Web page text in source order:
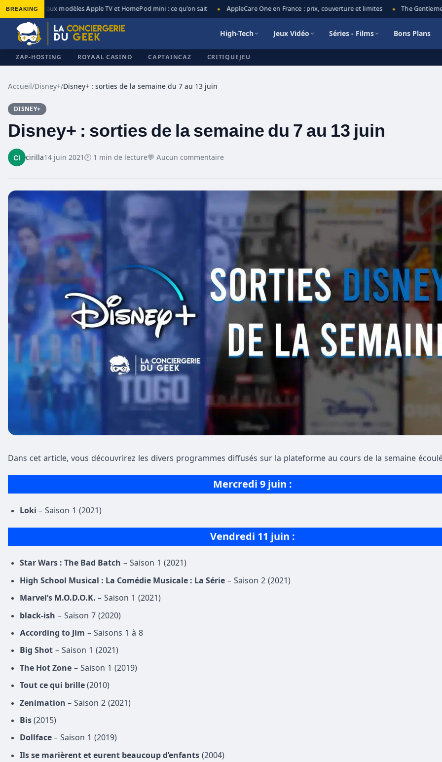
BREAKING
◆ Nouveaux modèles Apple TV et HomePod mini : ce qu’on sait AppleCare One en France : prix, couverture et limites The Gentlemen
High-Tech Jeux Vidéo Séries - Films Bons Plans
ZAP-HOSTING ROYAAL CASINO CAPTAINCAZ CRITIQUEJEU
Accueil/Disney+/Disney+ : sorties de la semaine du 7 au 13 juin
DISNEY+
Disney+ : sorties de la semaine du 7 au 13 juin
cirilla14 juin 2021🕐 1 min de lecture💬 Aucun commentaire
Dans cet article, vous découvrirez les divers programmes diffusés sur la plateforme au cours de la semaine
Mercredi 9 juin :
Loki – Saison 1 (2021)
Vendredi 11 juin :
Star Wars : The Bad Batch – Saison 1 (2021)
High School Musical : La Comédie Musicale : La Série – Saison 2 (2021)
Marvel’s M.O.D.O.K. – Saison 1 (2021)
black-ish – Saison 7 (2020)
According to Jim – Saisons 1 à 8
Big Shot – Saison 1 (2021)
The Hot Zone – Saison 1 (2019)
Tout ce qui brille (2010)
Zenimation – Saison 2 (2021)
Bis (2015)
Dollface – Saison 1 (2019)
Ils se marièrent et eurent beaucoup d’enfants (2004)